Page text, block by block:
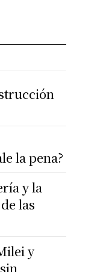
la pena?
y la
las
y